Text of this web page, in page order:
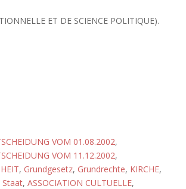
ET DE SCIENCE POLITIQUE).
VOM 01.08.2002,
VOM 11.12.2002,
, Grundgesetz, Grundrechte, KIRCHE,
Staat, ASSOCIATION CULTUELLE,